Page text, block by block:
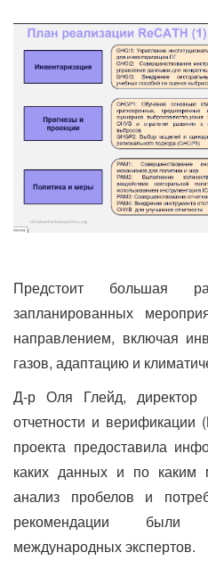
Предстоит большая
запланированных
направлением, включая
газов, адаптацию и
Д-р Оля Глейд, директор
отчетности и верификации
проекта предоставила
каких данных и по каким
анализ пробелов и
рекомендации были
международных экспертов.